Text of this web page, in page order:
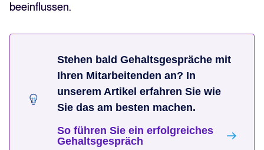
beeinflussen.
Stehen bald Gehaltsgespräche mit
Ihren Mitarbeitenden an? In
unserem Artikel erfahren Sie wie
Sie das am besten machen.
So führen Sie ein erfolgreiches
Gehaltsgespräch